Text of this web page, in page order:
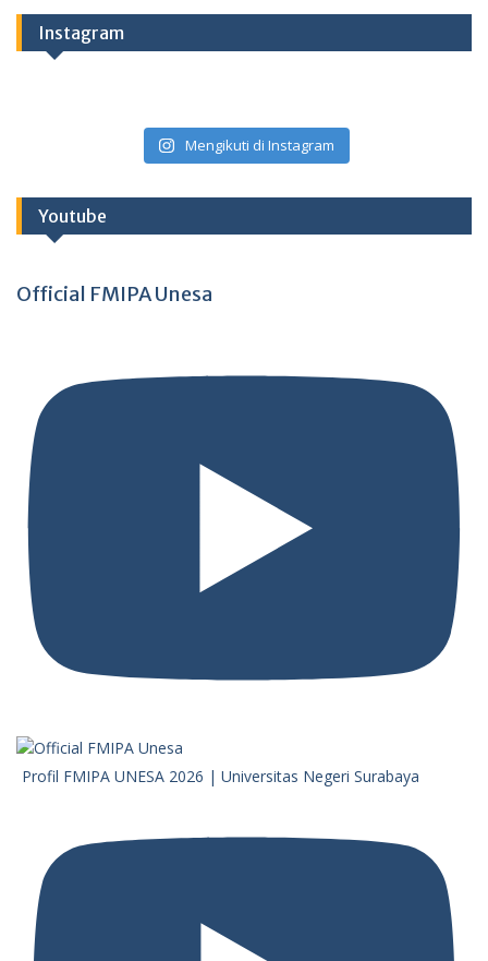
Instagram
Mengikuti di Instagram
Youtube
Official FMIPA Unesa
Profil FMIPA UNESA 2026 | Universitas Negeri Surabaya